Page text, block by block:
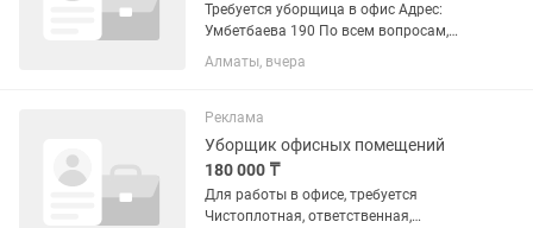
Требуется уборщица в офис Адрес:
Умбетбаева 190 По всем вопросам,
звоните по номеру
Алматы, вчера
Реклама
Уборщик офисных помещений
180 000 ₸
Для работы в офисе, требуется
Чистоплотная, ответственная,